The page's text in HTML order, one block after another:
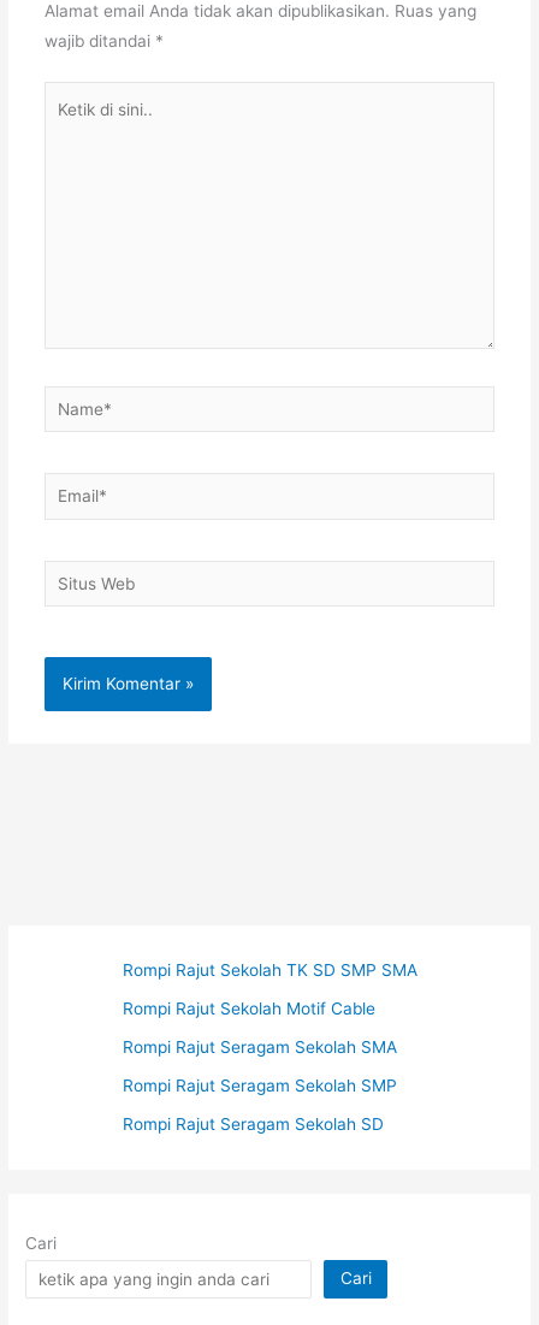
Alamat email Anda tidak akan dipublikasikan. Ruas yang
wajib ditandai *
Name*
Email*
Situs
Web
Rompi Rajut Sekolah TK SD SMP SMA
Rompi Rajut Sekolah Motif Cable
Rompi Rajut Seragam Sekolah SMA
Rompi Rajut Seragam Sekolah SMP
Rompi Rajut Seragam Sekolah SD
Cari
Cari